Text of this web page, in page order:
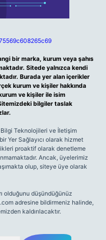
bir marka, kurum veya şahıs
Sitede yalnızca kendi
Burada yer alan içerikler
kurum ve kişiler hakkında
ve kişiler ile isim
bilgiler taslak
Bilgi Teknolojileri ve İletişim
Yer Sağlayıcı olarak hizmet
proaktif olarak denetleme
Ancak, üyelerimiz
olup, siteye üye olarak
olduğunu düşündüğünüz
adresine bildirmeniz halinde,
kaldırılacaktır.